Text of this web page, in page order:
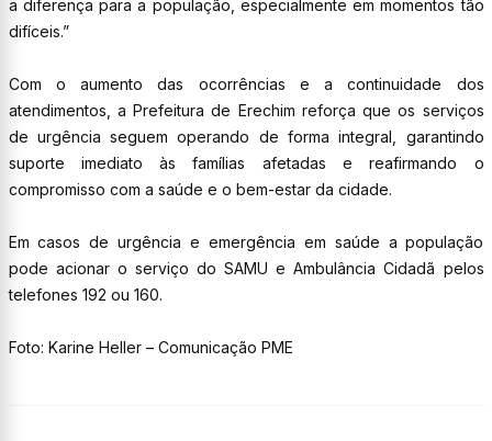
a diferença para a população, especialmente em momentos tão
difíceis.”
Com o aumento das ocorrências e a continuidade dos
atendimentos, a Prefeitura de Erechim reforça que os serviços
de urgência seguem operando de forma integral, garantindo
suporte imediato às famílias afetadas e reafirmando o
compromisso com a saúde e o bem-estar da cidade.
Em casos de urgência e emergência em saúde a população
pode acionar o serviço do SAMU e Ambulância Cidadã pelos
telefones 192 ou 160.
Foto: Karine Heller – Comunicação PME